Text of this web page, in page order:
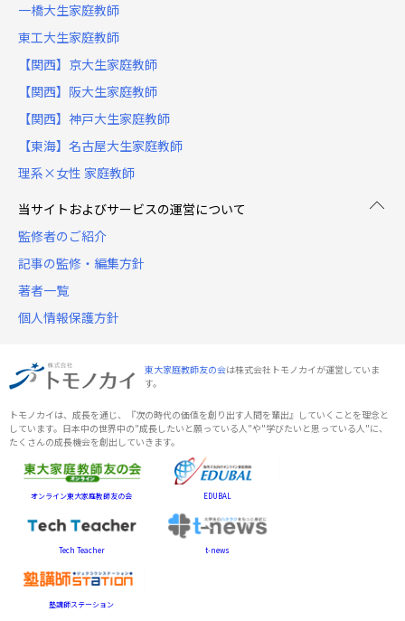
一橋大生家庭教師
東工大生家庭教師
【関西】京大生家庭教師
【関西】阪大生家庭教師
【関西】神戸大生家庭教師
【東海】名古屋大生家庭教師
理系×女性 家庭教師
当サイトおよびサービスの運営について
監修者のご紹介
記事の監修・編集方針
著者一覧
個人情報保護方針
東大家庭教師友の会は株式会社トモノカイが運営していま
す。
トモノカイは、成長を通じ、『次の時代の価値を創り出す人間を輩出』していくことを理念と
しています。日本中の世界中の"成長したいと願っている人"や"学びたいと思っている人"に、
たくさんの成長機会を創出していきます。
オンライン東大家庭教師友の会 EDUBAL
Tech Teacher t-news
塾講師ステーション